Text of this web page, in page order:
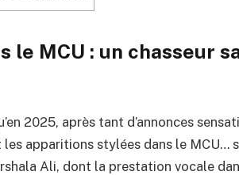
le MCU : un chasseur
2025, après tant d’annonces
apparitions stylées dans le MCU…
Ali, dont la prestation vocale